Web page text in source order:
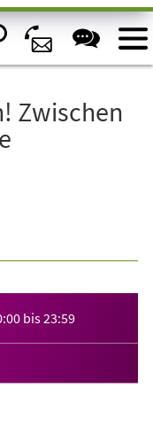
Zwischen
bis23:59